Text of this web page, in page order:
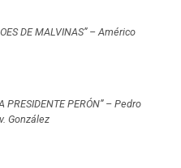
DE MALVINAS” – Américo
PRESIDENTE PERÓN” – Pedro
González